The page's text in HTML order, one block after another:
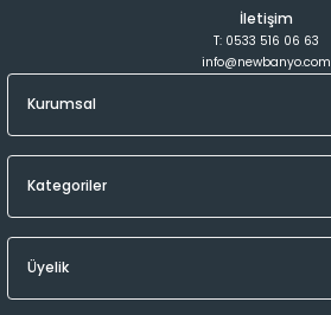
İletişim
T: 0533 516 06 63
info@newbanyo.com
Kurumsal
Kategoriler
Üyelik